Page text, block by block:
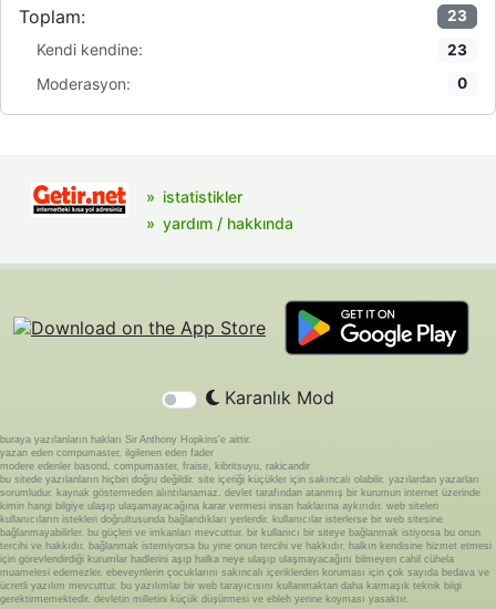
Toplam:
23
Kendi kendine: 23
Moderasyon: 0
istatistikler
yardım / hakkında
Karanlık Mod
buraya yazılanların hakları Sir Anthony Hopkins'e aittir.
yazan eden compumaster, ilgilenen eden fader
modere edenler basond, compumaster, fraise, kibritsuyu, rakicandir
bu sitede yazılanların hiçbiri doğru değildir. site içeriği küçükler için sakıncalı olabilir. yazılardan yazarları
sorumludur. kaynak göstermeden alıntılanamaz. devlet tarafından atanmış bir kurumun internet üzerinde
kimin hangi bilgiye ulaşıp ulaşamayacağına karar vermesi insan haklarına aykırıdır. web siteleri
kullanıcıların istekleri doğrultusunda bağlandıkları yerlerdir. kullanıcılar isterlerse bir web sitesine
bağlanmayabilirler. bu güçleri ve imkanları mevcuttur. bir kullanıcı bir siteye bağlanmak istiyorsa bu onun
tercihi ve hakkıdır. bağlanmak istemiyorsa bu yine onun tercihi ve hakkıdır. halkın kendisine hizmet etmesi
için görevlendirdiği kurumlar hadlerini aşıp halka neye ulaşıp ulaşmayacağını bilmeyen cahil cühela
muamelesi edemezler. ebeveynlerin çocuklarını sakıncalı içeriklerden koruması için çok sayıda bedava ve
ücretli yazılım mevcuttur. bu yazılımlar bir web tarayıcısını kullanmaktan daha karmaşık teknik bilgi
gerektirmemektedir. devletin milletini küçük düşürmesi ve ebleh yerine koyması yasaktır.